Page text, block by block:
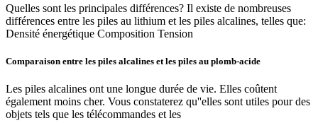
Quelles sont les principales différences? Il existe de nombreuses
différences entre les piles au lithium et les piles alcalines, telles que:
Densité énergétique Composition Tension
Comparaison entre les piles alcalines et les piles au plomb-acide
Les piles alcalines ont une longue durée de vie. Elles coûtent
également moins cher. Vous constaterez qu''elles sont utiles pour des
objets tels que les télécommandes et les